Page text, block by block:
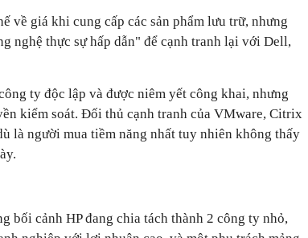
về giá khi cung cấp các sản phẩm lưu trữ, nhưng
nghệ thực sự hấp dẫn" để cạnh tranh lại với Dell,
ty độc lập và được niêm yết công khai, nhưng
kiểm soát. Đối thủ cạnh tranh của VMware, Citrix
là người mua tiềm năng nhất tuy nhiên không thấy
bối cảnh HP đang chia tách thành 2 công ty nhỏ,